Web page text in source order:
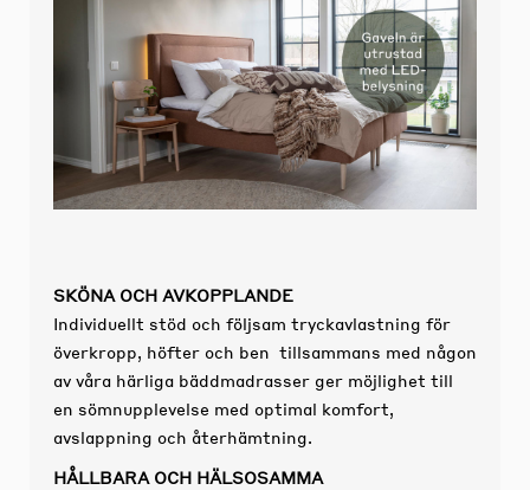
SKÖNA OCH AVKOPPLANDE
Individuellt stöd och följsam tryckavlastning för
överkropp, höfter och ben tillsammans med någon
av våra härliga bäddmadrasser ger möjlighet till
en sömnupplevelse med optimal komfort,
avslappning och återhämtning.
HÅLLBARA OCH HÄLSOSAMMA